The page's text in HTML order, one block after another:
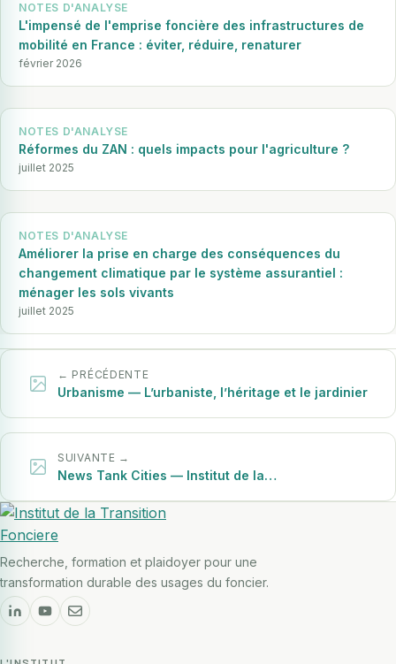
indépendants sur tous les plans et documents locaux ainsi
que sur des projets d’aménagement. L’analyse de l’ITF
porte sur un corpus de 8 avis produits par la MRAe Île-
de-France en 2023-2024 : projets immobiliers,
énergétiques, aménagements de voirie, documents de
planification.
Aucune catégorie d’analyse n’est entièrement dédiée à la
qualité des sols. On retrouve des éléments relatifs aux sols
dans différentes thématiques : pollution des sols, capacités
d’infiltration, préservation des zones humides, aspects
géotechniques. Mais d’autres caractéristiques sont très
peu évoquées :
Labiodiversité des sols(microorganismes,
macrofaune) : quasiment absente
marginale dans les études d’impact
Lafertilité des sols
agricole
Contenu réservé aux adhérents
Connectez-vous pour accéder au contenu complet.
Nous rejoindre
NOTES D'ANALYSE
L'impensé de l'emprise foncière des infrastructures de
mobilité en France : éviter, réduire, renaturer
février 2026
NOTES D'ANALYSE
Réformes du ZAN : quels impacts pour l'agriculture ?
juillet 2025
NOTES D'ANALYSE
Améliorer la prise en charge des conséquences du
changement climatique par le système assurantiel :
ménager les sols vivants
juillet 2025
← PRÉCÉDENTE
Urbanisme — L’urbaniste, l’héritage et le jardinier
SUIVANTE →
News Tank Cities — Institut de la…
Recherche, formation et plaidoyer pour une
transformation durable des usages du foncier.